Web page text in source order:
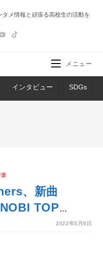
メ情報と頑張る高校生の活動を
インタビュー SDGs
メニュー
楽
、新曲
TOP
」6月8日発
2022年5月8日